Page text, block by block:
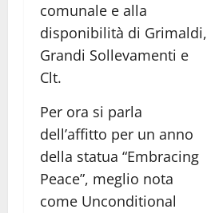
comunale e alla
disponibilità di Grimaldi,
Grandi Sollevamenti e
Clt.
Per ora si parla
dell’affitto per un anno
della statua “Embracing
Peace”, meglio nota
come Unconditional